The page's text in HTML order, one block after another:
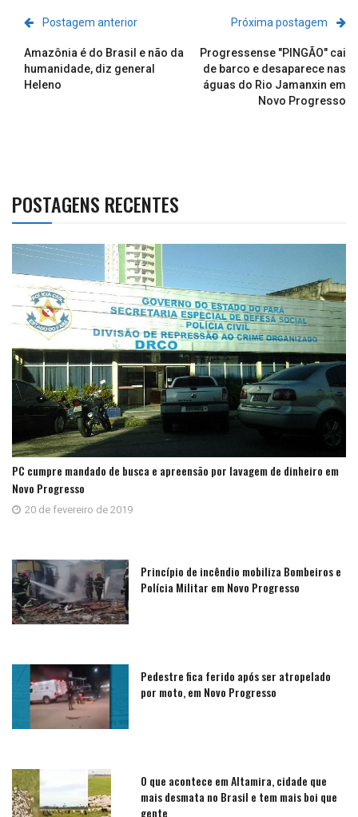
Postagem anterior
Amazônia é do Brasil e não da
humanidade, diz general
Heleno
Próxima postagem
Progressense "PINGÃO" cai
de barco e desaparece nas
águas do Rio Jamanxin em
Novo Progresso
POSTAGENS RECENTES
PC cumpre mandado de busca e apreensão por lavagem de dinheiro em
Novo Progresso
20 de fevereiro de 2019
Princípio de incêndio mobiliza Bombeiros e
Polícia Militar em Novo Progresso
Pedestre fica ferido após ser atropelado
por moto, em Novo Progresso
O que acontece em Altamira, cidade que
mais desmata no Brasil e tem mais boi que
gente